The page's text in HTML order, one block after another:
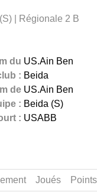
| Régionale 2 B
du
:
US.Ain Ben
Beida
de
:
US.Ain Ben
Beida (S)
: USABB
Joués Points